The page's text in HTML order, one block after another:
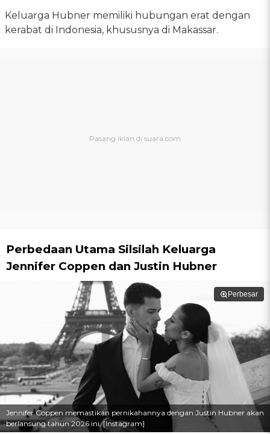
Keluarga Hubner memiliki hubungan erat dengan
kerabat di Indonesia, khususnya di Makassar.
Perbedaan Utama Silsilah Keluarga
Jennifer Coppen dan Justin Hubner
Perbesar
Jennifer Coppen memastikan pernikahannya dengan Justin Hubner akan
berlansung tahun 2026 ini. [Instagram]